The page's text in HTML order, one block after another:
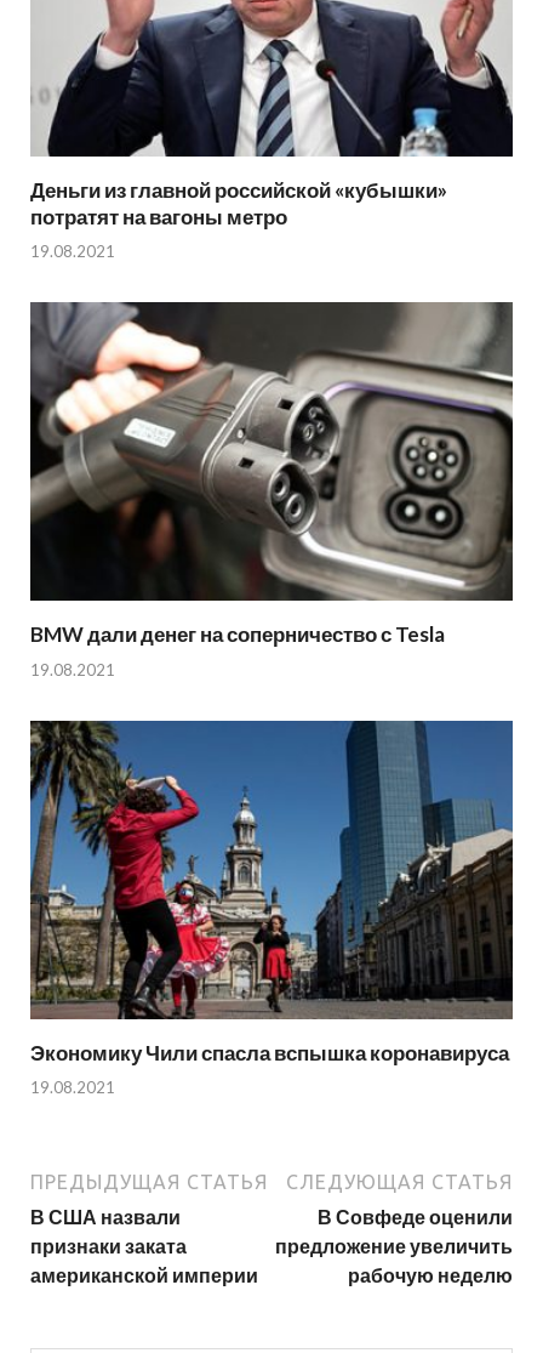
Деньги из главной российской «кубышки»
потратят на вагоны метро
19.08.2021
BMW дали денег на соперничество с Tesla
19.08.2021
Экономику Чили спасла вспышка коронавируса
19.08.2021
ПРЕДЫДУЩАЯ СТАТЬЯ
В США назвали
признаки заката
американской империи
СЛЕДУЮЩАЯ СТАТЬЯ
В Совфеде оценили
предложение увеличить
рабочую неделю